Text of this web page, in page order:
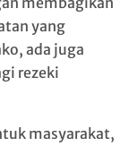
yang
ada juga
rezeki
masyarakat,